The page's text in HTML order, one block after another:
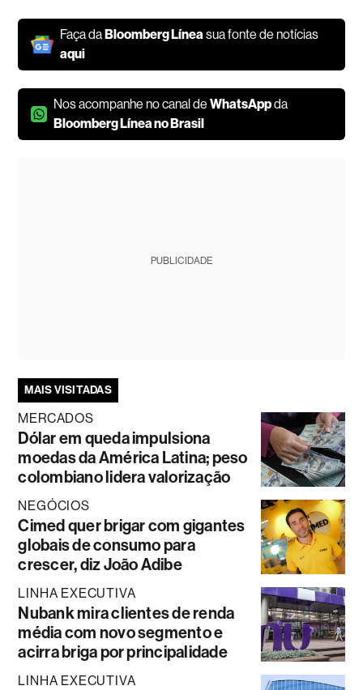
Faça daBloomberg Líneasua fonte de notícias
aqui
Nos acompanhe no canal deWhatsAppda
Bloomberg Línea no Brasil
PUBLICIDADE
MAIS VISITADAS
MERCADOS
Dólar em queda impulsiona
moedas da América Latina; peso
colombiano lidera valorização
NEGÓCIOS
Cimed quer brigar com gigantes
globais de consumo para
crescer, diz João Adibe
LINHA EXECUTIVA
Nubank mira clientes de renda
média com novo segmento e
acirra briga por principalidade
LINHA EXECUTIVA